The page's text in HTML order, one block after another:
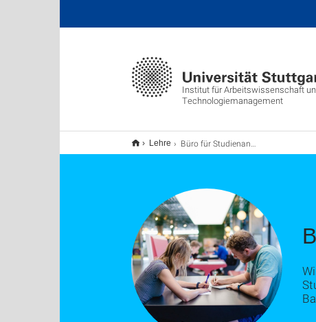
Institut für Arbeitswissenschaft
Technologiemanagement
Lehre Büro für Studienangelegenheiten